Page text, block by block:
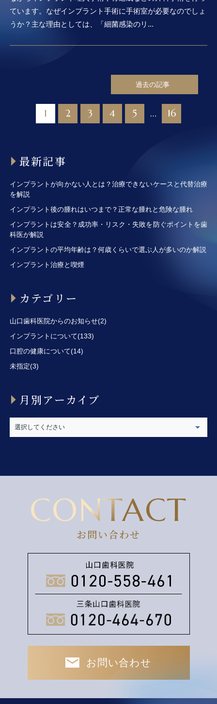
ています。なぜインプラント手術に手術室が必要なのでしょ
うか？主な理由としては、「細菌感染のリ...
1 2 3 4 5 … 16
過去の記事
最新記事
インプラントが向かない人とは？治療できないケースと代替治療
を解説
インプラント後の腫れはいつまで？正常な腫れと危険な腫れ
インプラントは安全？成功率・リスク・失敗を防ぐポイントを歯
科医が解説
インプラントの平均年齢は？何歳くらいで選ぶ人が多いのか解説
インプラント治療と喫煙
カテゴリー
山口歯科医院からのお知らせ(2)
インプラントについて(133)
口腔の健康について(14)
未指定(3)
月別アーカイブ
CONTACT
お問い合わせ
お問い合わせ